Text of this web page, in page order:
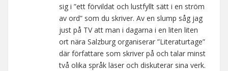
sig i ”ett förvildat och lustfyllt sätt i en ström
av ord” som du skriver. Av en slump såg jag
just på TV att man i dagarna i en liten liten
ort nära Salzburg organiserar ”Literaturtage”
där författare som skriver på och talar minst
två olika språk läser och diskuterar sina verk.